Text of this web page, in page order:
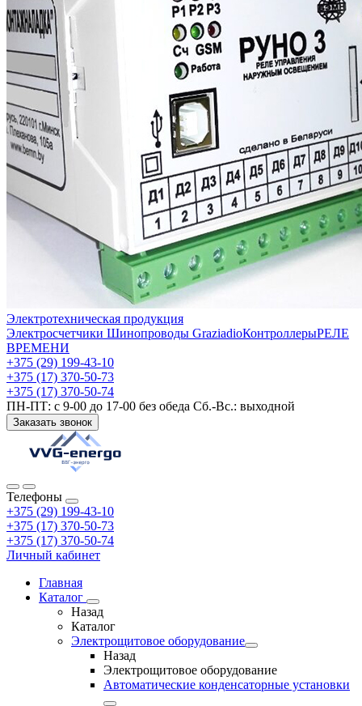
Электротехническая продукция
Электросчетчики Шинопроводы GraziadioКонтроллерыРЕЛЕ
ВРЕМЕНИ
+375 (29) 199-43-10
+375 (17) 370-50-73
+375 (17) 370-50-74
ПН-ПТ: с 9-00 до 17-00 без обеда Сб.-Вс.: выходной
Заказать звонок
Телефоны
+375 (29) 199-43-10
+375 (17) 370-50-73
+375 (17) 370-50-74
Личный кабинет
Главная
Каталог
Назад
Каталог
Электрощитовое оборудование
Назад
Электрощитовое оборудование
Автоматические конденсаторные установки